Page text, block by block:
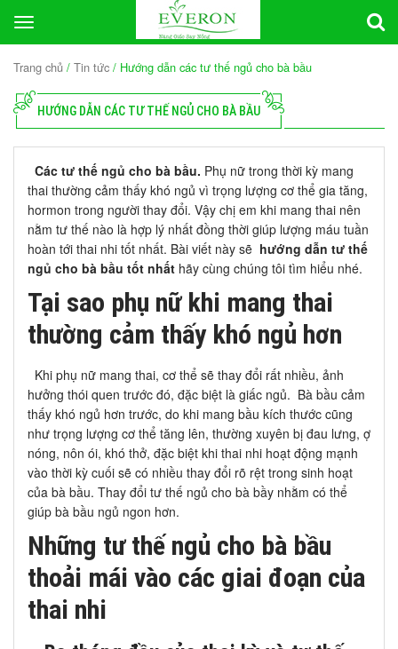
Toggle
navigation
Trang chủ / Tin tức / Hướng dẫn các tư thế ngủ cho bà bầu
HƯỚNG DẪN CÁC TƯ THẾ NGỦ CHO BÀ BẦU
Các tư thế ngủ cho bà bầu. Phụ nữ trong thời kỳ mang
thai thường cảm thấy khó ngủ vì trọng lượng cơ thể gia tăng,
hormon trong người thay đổi. Vậy chị em khi mang thai nên
nằm tư thế nào là hợp lý nhất đồng thời giúp lượng máu tuần
hoàn tới thai nhi tốt nhất. Bài viết này sẽ hướng dẫn tư thế
ngủ cho bà bầu tốt nhất hãy cùng chúng tôi tìm hiểu nhé.
Tại sao phụ nữ khi mang thai
thường cảm thấy khó ngủ hơn
Khi phụ nữ mang thai, cơ thể sẽ thay đổi rất nhiều, ảnh
hưởng thói quen trước đó, đặc biệt là giấc ngủ. Bà bầu cảm
thấy khó ngủ hơn trước, do khi mang bầu kích thước cũng
như trọng lượng cơ thể tăng lên, thường xuyên bị đau lưng, ợ
nóng, nôn ói, khó thở, đặc biệt khi thai nhi hoạt động mạnh
vào thời kỳ cuối sẽ có nhiều thay đổi rõ rệt trong sinh hoạt
của bà bầu. Thay đổi tư thế ngủ cho bà bầy nhằm có thể
giúp bà bầu ngủ ngon hơn.
Những tư thế ngủ cho bà bầu
thoải mái vào các giai đoạn của
thai nhi